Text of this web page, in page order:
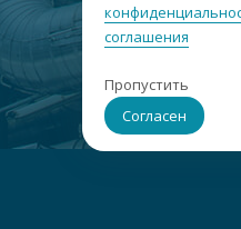
сб-
соглашения
Пропустить
Согласен